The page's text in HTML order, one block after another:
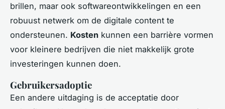
brillen, maar ook softwareontwikkelingen en een
robuust netwerk om de digitale content te
ondersteunen. Kosten kunnen een barrière vormen
voor kleinere bedrijven die niet makkelijk grote
investeringen kunnen doen.
Gebruikersadoptie
Een andere uitdaging is de acceptatie door